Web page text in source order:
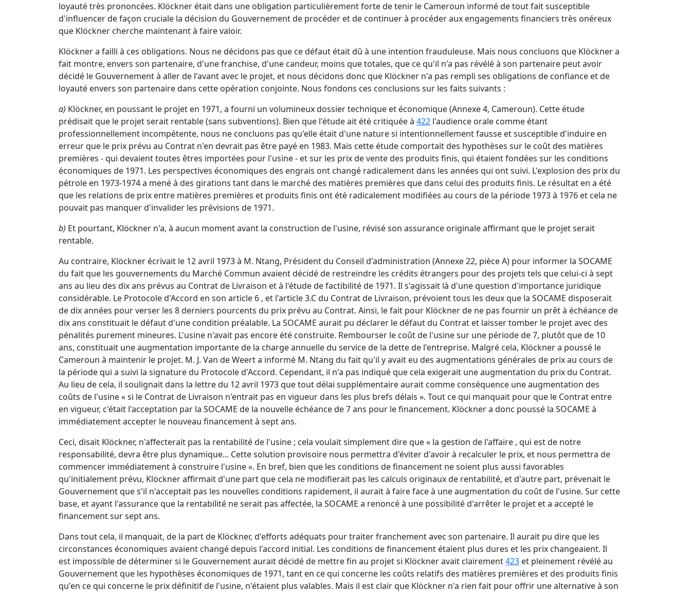
loyauté très prononcées. Klöckner était dans une obligation particulièrement forte de tenir le Cameroun informé de tout fait susceptible
d'influencer de façon cruciale la décision du Gouvernement de procéder et de continuer à procéder aux engagements financiers très onéreux
que Klöckner cherche maintenant à faire valoir.
Klöckner a failli à ces obligations. Nous ne décidons pas que ce défaut était dû à une intention frauduleuse. Mais nous concluons que Klöckner a
fait montre, envers son partenaire, d'une franchise, d'une candeur, moins que totales, que ce qu'il n'a pas révélé à son partenaire peut avoir
décidé le Gouvernement à aller de l'avant avec le projet, et nous décidons donc que Klöckner n'a pas rempli ses obligations de confiance et de
loyauté envers son partenaire dans cette opération conjointe. Nous fondons ces conclusions sur les faits suivants :
a) Klöckner, en poussant le projet en 1971, a fourni un volumineux dossier technique et économique (Annexe 4, Cameroun). Cette étude
prédisait que le projet serait rentable (sans subventions). Bien que l'étude ait été critiquée à 422 l'audience orale comme étant
professionnellement incompétente, nous ne concluons pas qu'elle était d'une nature si intentionnellement fausse et susceptible d'induire en
erreur que le prix prévu au Contrat n'en devrait pas être payé en 1983. Mais cette étude comportait des hypothèses sur le coût des matières
premières - qui devaient toutes êtres importées pour l'usine - et sur les prix de vente des produits finis, qui étaient fondées sur les conditions
économiques de 1971. Les perspectives économiques des engrais ont changé radicalement dans les années qui ont suivi. L'explosion des prix du
pétrole en 1973-1974 a mené à des girations tant dans le marché des matières premières que dans celui des produits finis. Le résultat en a été
que les relations de prix entre matières premières et produits finis ont été radicalement modifiées au cours de la période 1973 à 1976 et cela ne
pouvait pas manquer d'invalider les prévisions de 1971.
b) Et pourtant, Klöckner n'a, à aucun moment avant la construction de l'usine, révisé son assurance originale affirmant que le projet serait
rentable.
Au contraire, Klöckner écrivait le 12 avril 1973 à M. Ntang, Président du Conseil d'administration (Annexe 22, pièce A) pour informer la SOCAME
du fait que les gouvernements du Marché Commun avaient décidé de restreindre les crédits étrangers pour des projets tels que celui-ci à sept
ans au lieu des dix ans prévus au Contrat de Livraison et à l'étude de factibilité de 1971. Il s'agissait là d'une question d'importance juridique
considérable. Le Protocole d'Accord en son article 6 , et l'article 3.C du Contrat de Livraison, prévoient tous les deux que la SOCAME disposerait
de dix années pour verser les 8 derniers pourcents du prix prévu au Contrat. Ainsi, le fait pour Klöckner de ne pas fournir un prêt à échéance de
dix ans constituait le défaut d'une condition préalable. La SOCAME aurait pu déclarer le défaut du Contrat et laisser tomber le projet avec des
pénalités purement mineures. L'usine n'avait pas encore été construite. Rembourser le coût de l'usine sur une période de 7, plutôt que de 10
ans, constituait une augmentation importante de la charge annuelle du service de la dette de l'entreprise. Malgré cela, Klöckner a poussé le
Cameroun à maintenir le projet. M. J. Van de Weert a informé M. Ntang du fait qu'il y avait eu des augmentations générales de prix au cours de
la période qui a suivi la signature du Protocole d'Accord. Cependant, il n'a pas indiqué que cela exigerait une augmentation du prix du Contrat.
Au lieu de cela, il soulignait dans la lettre du 12 avril 1973 que tout délai supplémentaire aurait comme conséquence une augmentation des
coûts de l'usine « si le Contrat de Livraison n'entrait pas en vigueur dans les plus brefs délais ». Tout ce qui manquait pour que le Contrat entre
en vigueur, c'était l'acceptation par la SOCAME de la nouvelle échéance de 7 ans pour le financement. Klöckner a donc poussé la SOCAME à
immédiatement accepter le nouveau financement à sept ans.
Ceci, disait Klöckner, n'affecterait pas la rentabilité de l'usine ; cela voulait simplement dire que « la gestion de l'affaire , qui est de notre
responsabilité, devra être plus dynamique... Cette solution provisoire nous permettra d'éviter d'avoir à recalculer le prix, et nous permettra de
commencer immédiatement à construire l'usine ». En bref, bien que les conditions de financement ne soient plus aussi favorables
qu'initialement prévu, Klöckner affirmait d'une part que cela ne modifierait pas les calculs originaux de rentabilité, et d'autre part, prévenait le
Gouvernement que s'il n'acceptait pas les nouvelles conditions rapidement, il aurait à faire face à une augmentation du coût de l'usine. Sur cette
base, et ayant l'assurance que la rentabilité ne serait pas affectée, la SOCAME a renoncé à une possibilité d'arrêter le projet et a accepté le
financement sur sept ans.
Dans tout cela, il manquait, de la part de Klöckner, d'efforts adéquats pour traiter franchement avec son partenaire. Il aurait pu dire que les
circonstances économiques avaient changé depuis l'accord initial. Les conditions de financement étaient plus dures et les prix changeaient. Il
est impossible de déterminer si le Gouvernement aurait décidé de mettre fin au projet si Klöckner avait clairement423 et pleinement révélé au
Gouvernement que les hypothèses économiques de 1971, tant en ce qui concerne les coûts relatifs des matières premières et des produits finis
qu'en ce qui concerne le prix définitif de l'usine, n'étaient plus valables. Mais il est clair que Klöckner n'a rien fait pour offrir une alternative à son